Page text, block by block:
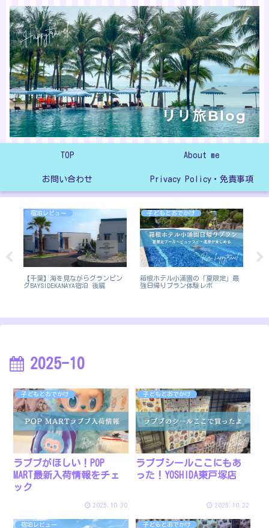
TOP About me
お問い合わせ Privacy Policy・免責事項
宿泊レビュー
【千葉】海を見ながらグランピン
グBAYSIDEKANAYA宿泊 後編
子どもとおでかけ
箱根ホテル小涌園の「夏限定」最
強日帰りプラン体験レポ
2025-10
子どもとおでかけ
ラブブがほしい！POP
MART最新入荷情報をチェ
ック
2025.10.30
子どもとおでかけ
ラブブシールここにもあ
った！YOSHIDA東戸塚店
2025.10.22
宿泊レビュー 子どもとおでかけ